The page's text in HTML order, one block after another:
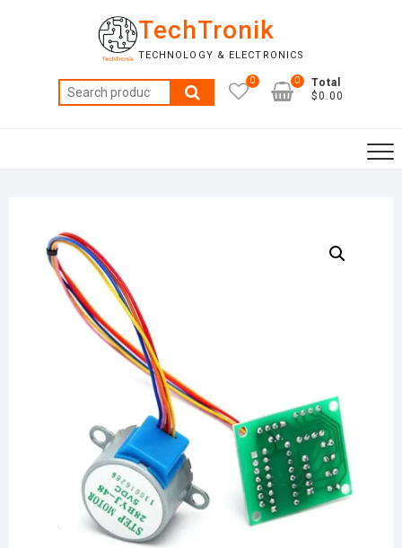
TechTronik
TECHNOLOGY & ELECTRONICS
Search
for:
0
Total
$0.00
0